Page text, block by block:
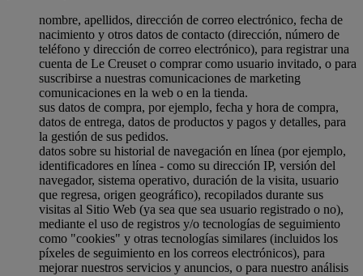
nombre, apellidos, dirección de correo electrónico, fecha de
nacimiento y otros datos de contacto (dirección, número de
teléfono y dirección de correo electrónico), para registrar una
cuenta de Le Creuset o comprar como usuario invitado, o para
suscribirse a nuestras comunicaciones de marketing
comunicaciones en la web o en la tienda.
sus datos de compra, por ejemplo, fecha y hora de compra,
datos de entrega, datos de productos y pagos y detalles, para
la gestión de sus pedidos.
datos sobre su historial de navegación en línea (por ejemplo,
identificadores en línea - como su dirección IP, versión del
navegador, sistema operativo, duración de la visita, usuario
que regresa, origen geográfico), recopilados durante sus
visitas al Sitio Web (ya sea que sea usuario registrado o no),
mediante el uso de registros y/o tecnologías de seguimiento
como "cookies" y otras tecnologías similares (incluidos los
píxeles de seguimiento en los correos electrónicos), para
mejorar nuestros servicios y anuncios, o para nuestro análisis